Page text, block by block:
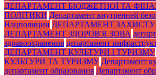
ДЕПАРТАМЕНТ БЮДЖЕТНОЇ ТА
ПОЛІТИКИ Департамент внутренней
Нацполиции ДЕПАРТАМЕНТ ЗАХИСТУ
ДЕПАРТАМЕНТ ЗДОРОВ'Я ЗОВА
здравоохранения департамент
ДЕПАРТАМЕНТ КУЛЬТУРИ І ТУРИЗМУ
КУЛЬТУРИ ТА ТУРИЗМУ Департамент
департамент образования Департамент